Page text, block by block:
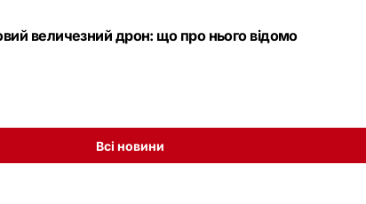
величезний дрон: що про нього відомо
Всі новини